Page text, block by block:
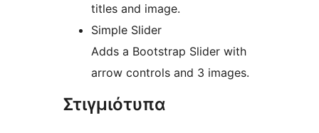
titles and image.
Simple Slider
Adds a Bootstrap Slider with
arrow controls and 3 images.
Στιγμιότυπα